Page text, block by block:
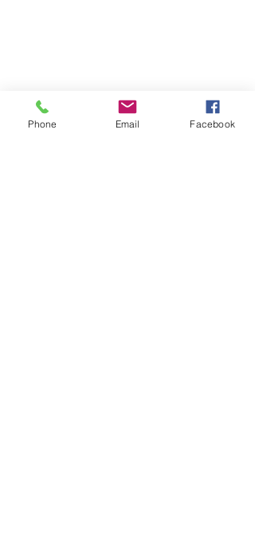
Phone Email Facebook